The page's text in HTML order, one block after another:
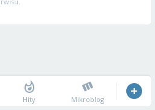
Hity Mikroblog